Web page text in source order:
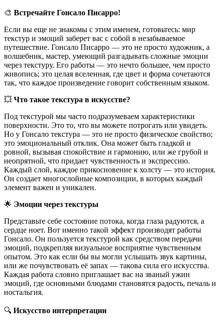
🎨 Встречайте Гонсало Писарро!
Если вы еще не знакомы с этим именем, готовьтесь: мир
текстур и эмоций заберет вас с собой в незабываемое
путешествие. Гонсало Писарро — это не просто художник, а
волшебник, мастер, умеющий разгадывать сложные эмоции
через текстуру. Его работы — это нечто большее, чем просто
живопись; это целая вселенная, где цвет и форма сочетаются
так, что каждое произведение говорит собственным языком.
💥 Что такое текстура в искусстве?
Под текстурой мы часто подразумеваем характеристики
поверхности. Это то, что вы можете потрогать или увидеть.
Но у Гонсало текстура — это не просто физическое свойство;
это эмоциональный отклик. Она может быть гладкой и
ровной, вызывая спокойствие и гармонию, или же грубой и
неопрятной, что придает чувственность и экспрессию.
Каждый слой, каждое прикосновение к холсту — это история.
Он создает многослойные композиции, в которых каждый
элемент важен и уникален.
🌟 Эмоции через текстуры
Представьте себе состояние потока, когда глаза радуются, а
сердце ноет. Вот именно такой эффект производят работы
Гонсало. Он пользуется текстурой как средством передачи
эмоций, подкрепляя визуальное восприятие чувственным
опытом. Это как если бы вы могли услышать звук картины,
или же почувствовать её запах — такова сила его искусства.
Каждая работа словно приглашает вас на званый ужин
эмоций, где основными блюдами становятся радость, печаль и
ностальгия.
🔍 Искусство интерпретации